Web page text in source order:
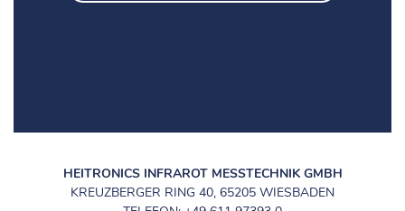
HEITRONICS INFRAROT MESSTECHNIK GMBH
KREUZBERGER RING 40, 65205 WIESBADEN